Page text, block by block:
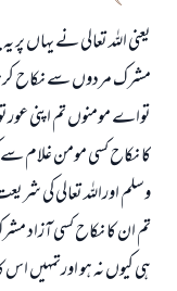
یعنی اللہ تعالی نے یہاں
مشرک مردوں سے نکاح
تواے مومنوں تم اپنی
کا نکاح کسی مومن غلام سے
وسلم اوراللہ تعالی کی
تم ان کا نکاح کسی آزاد
ہی کیوں نہ ہو اورتمہیں اس